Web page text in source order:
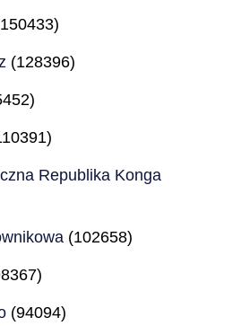
(128396)
Republika Konga
(102658)
(94094)